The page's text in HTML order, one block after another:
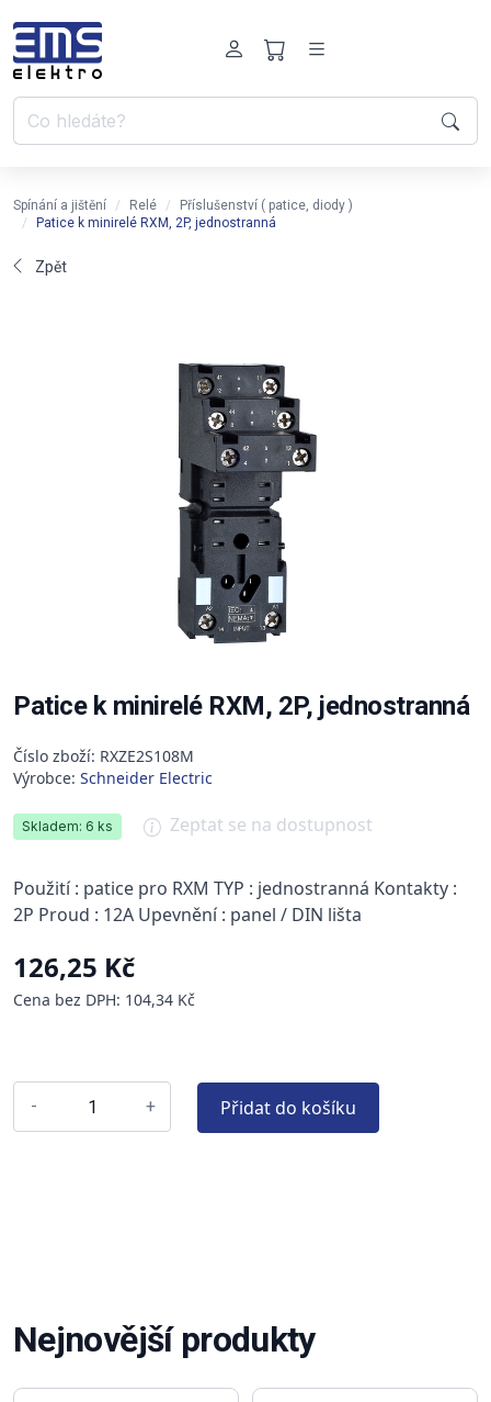
Spínání a jištění Relé
Příslušenství ( patice, diody )
Patice k minirelé RXM, 2P, jednostranná
Zpět
Patice k minirelé RXM, 2P, jednostranná
Číslo zboží: RXZE2S108M
Výrobce: Schneider Electric
Skladem: 6 ks Zeptat se na dostupnost
Použití : patice pro RXM TYP : jednostranná Kontakty :
2P Proud : 12A Upevnění : panel / DIN lišta
126,25 Kč
Cena bez DPH: 104,34 Kč
- + Přidat do košíku
Nejnovější produkty